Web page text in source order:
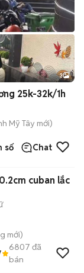
3
25k-32k/1h
Mỹ Tây mới)
số Chat
cuban lắc
mới)
6807 đã
bán